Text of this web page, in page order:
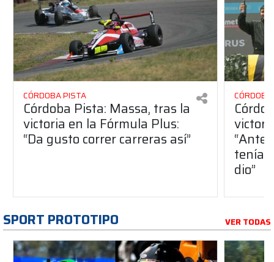
CÓRDOBA PISTA
Córdoba Pista: Massa, tras la
victoria en la Fórmula Plus:
“Da gusto correr carreras así”
dio”
SPORT PROTOTIPO VER TODAS